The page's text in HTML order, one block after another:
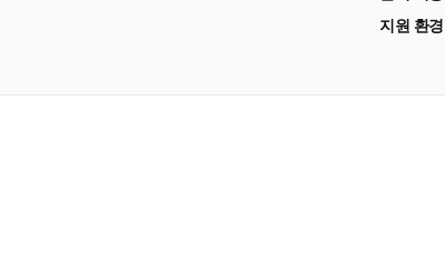
지원 환경